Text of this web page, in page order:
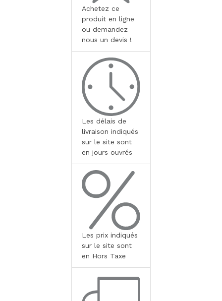
Achetez ce
produit en ligne
ou demandez
nous un devis !
Les délais de
livraison indiqués
sur le site sont
en jours ouvrés
Les prix indiqués
sur le site sont
en Hors Taxe